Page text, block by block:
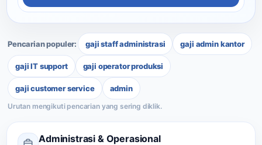
Pencarian populer: gaji staff administrasi gaji admin kantor
gaji IT support gaji operator produksi
gaji customer service admin
Administrasi & Operasional